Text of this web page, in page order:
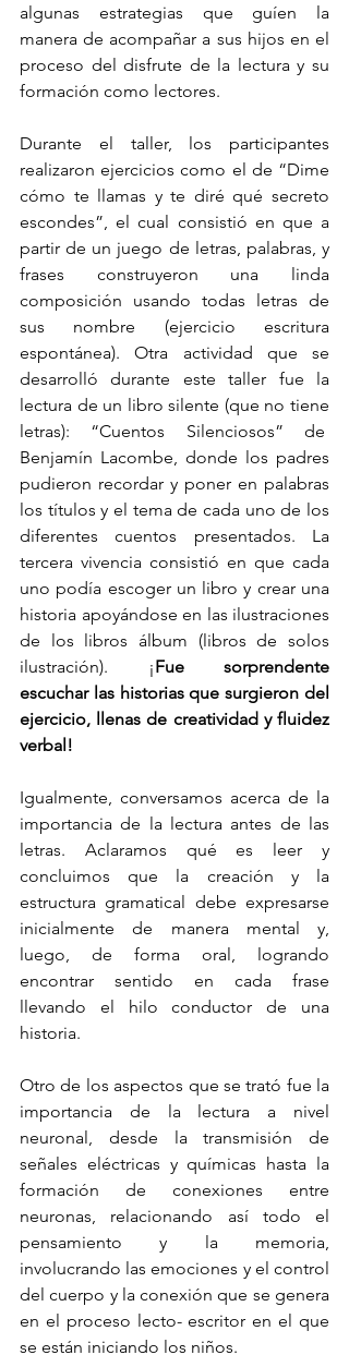
algunas estrategias que guíen la
manera de acompañar a sus hijos en el
proceso del disfrute de la lectura y su
formación como lectores.
Durante el taller, los participantes
realizaron ejercicios como el de “Dime
cómo te llamas y te diré qué secreto
escondes”, el cual consistió en que a
partir de un juego de letras, palabras, y
frases construyeron una linda
composición usando todas letras de
sus nombre (ejercicio escritura
espontánea). Otra actividad que se
desarrolló durante este taller fue la
lectura de un libro silente (que no tiene
letras): “Cuentos Silenciosos” de
Benjamín Lacombe, donde los padres
pudieron recordar y poner en palabras
los títulos y el tema de cada uno de los
diferentes cuentos presentados. La
tercera vivencia consistió en que cada
uno podía escoger un libro y crear una
historia apoyándose en las ilustraciones
de los libros álbum (libros de solos
ilustración). ¡Fue sorprendente
escuchar las historias que surgieron del
ejercicio, llenas de creatividad y fluidez
verbal!
Igualmente, conversamos acerca de la
importancia de la lectura antes de las
letras. Aclaramos qué es leer y
concluimos que la creación y la
estructura gramatical debe expresarse
inicialmente de manera mental y,
luego, de forma oral, logrando
encontrar sentido en cada frase
llevando el hilo conductor de una
historia.
Otro de los aspectos que se trató fue la
importancia de la lectura a nivel
neuronal, desde la transmisión de
señales eléctricas y químicas hasta la
formación de conexiones entre
neuronas, relacionando así todo el
pensamiento y la memoria,
involucrando las emociones y el control
del cuerpo y la conexión que se genera
en el proceso lecto- escritor en el que
se están iniciando los niños.